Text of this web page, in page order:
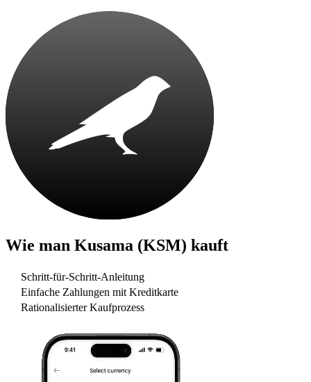
Wie man Kusama (KSM) kauft
Schritt-für-Schritt-Anleitung
Einfache Zahlungen mit Kreditkarte
Rationalisierter Kaufprozess